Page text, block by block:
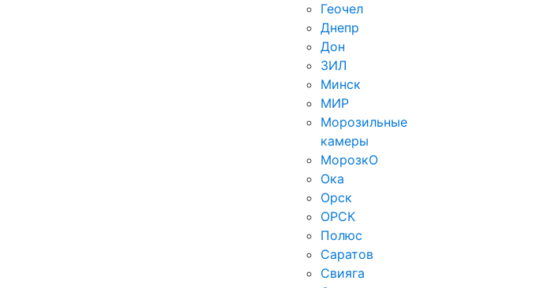
Геочел
Днепр
Дон
ЗИЛ
Минск
МИР
Морозильные
камеры
МорозкО
Ока
Орск
ОРСК
Полюс
Саратов
Свияга